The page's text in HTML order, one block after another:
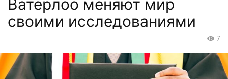
Ватерлоо меняют мир
своими исследованиями
7